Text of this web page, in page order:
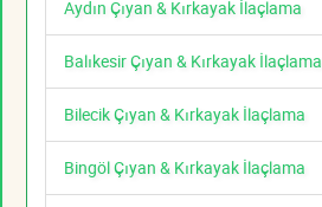
Aydın Çıyan & Kırkayak İlaçlama
Balıkesir Çıyan & Kırkayak İlaçlama
Bilecik Çıyan & Kırkayak İlaçlama
Bingöl Çıyan & Kırkayak İlaçlama